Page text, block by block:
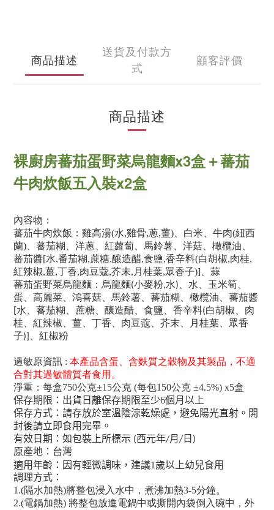
商品描述
送貨及付款方
式
顧客評價
商品描述
裸廚房蕃茄蛋野菜烏龍麵x3盒＋蕃茄
牛肉炊飯五入裝x2盒
內容物：
蕃茄牛肉炊飯：雞高湯(水,雞骨,蔥,薑) 、白米、牛肉(紐西
蘭) 、蕃茄糊、洋蔥、紅蘿蔔、馬鈴薯、洋菇、橄欖油、
蕃茄醬[水,番茄糊,蔗糖,釀造醋,食鹽,香辛料(白胡椒,肉桂,
紅辣椒,薑,丁香,肉豆蔻,芥末, 月桂葉,眾香子)] 、蒜
蕃茄蛋野菜烏龍麵： 烏龍麵(小麥粉,水) 、水、玉米筍、
蛋、高麗菜、鴻喜菇、馬鈴薯、蕃茄糊、橄欖油、蕃茄醬
水、蕃茄糊、蔗糖、釀造醋、食鹽、香辛料(白胡椒、肉
桂、紅辣椒、薑、丁香、肉豆蔻、芥末、月桂葉、眾香
子)] 、紅椒粉
過敏原資訊 : 本產品含蛋、含麩質之穀物及其製品，不適
合對其過敏體質者食用。
淨重：每盒750公克±15公克 (每包150公克 ±4.5%) x5盒
保存期限：出貨日離保存期限至少6個月以上
保存方式：請存放於室溫陰涼乾燥處，避免陽光直射。開
封後請立即食用完畢。
有效日期：如包裝上所標示 (西元年/月 / 日 )
原產地：台灣
適用年齡：因有輕微調味，建議1歲以上幼兒食用
調理方式：
1.(隔水加熱)將整包浸入水中，煮沸加熱3-5分鐘。
2.(電鍋加熱) 將整包放進電鍋中或撕開內袋倒入碗中，外